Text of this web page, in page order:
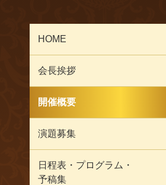
HOME
会長挨拶
開催概要
演題募集
日程表・プログラム・
予稿集